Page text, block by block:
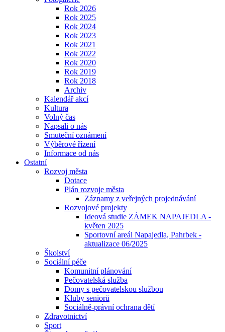
Rok 2026
Rok 2025
Rok 2024
Rok 2023
Rok 2021
Rok 2022
Rok 2020
Rok 2019
Rok 2018
Archiv
Kalendář akcí
Kultura
Volný čas
Napsali o nás
Smuteční oznámení
Výběrové řízení
Informace od nás
Ostatní
Rozvoj města
Dotace
Plán rozvoje města
Záznamy z veřejných projednávání
Rozvojové projekty
Ideová studie ZÁMEK NAPAJEDLA -
květen 2025
Sportovní areál Napajedla, Pahrbek -
aktualizace 06/2025
Školství
Sociální péče
Komunitní plánování
Pečovatelská služba
Domy s pečovatelskou službou
Kluby seniorů
Sociálně-právní ochrana dětí
Zdravotnictví
Sport